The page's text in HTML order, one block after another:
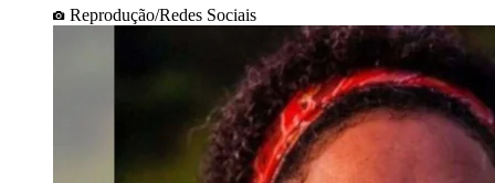
Reprodução/Redes Sociais